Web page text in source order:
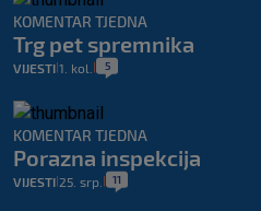
KOMENTAR TJEDNA
Trg pet spremnika
VIJESTI 1. kol. 5
KOMENTAR TJEDNA
Porazna inspekcija
VIJESTI 25. srp. 11